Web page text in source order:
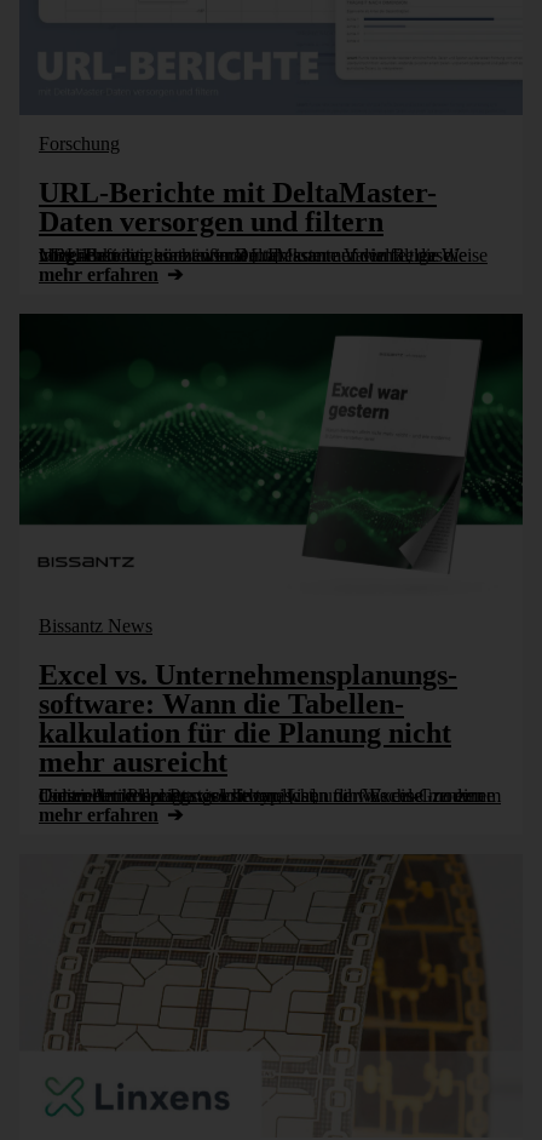
Forschung
URL-Berichte mit DeltaMaster-
Daten versorgen und filtern
URL-Berichte können in DeltaMaster auf vielfältige Weise vorteilhaft eingesetzt werden. Im kommenden Release integrieren wir eine äußerst interessante Variante, die die Möglichkeiten noch einmal [...]
mehr erfahren
Bissantz News
Excel vs. Unter­nehmens­planungs­
software: Wann die Tabellen­
kalkulation für die Planung nicht
mehr ausreicht
Dieser Artikel zeigt, welche typischen fünf Excel-Grenzen Controller in der Praxis erleben, wann der Wechsel zu einem dedizierten Planungstool sinnvoll ist, und was eine moderne Unternehmensplanungssoftware [...]
mehr erfahren